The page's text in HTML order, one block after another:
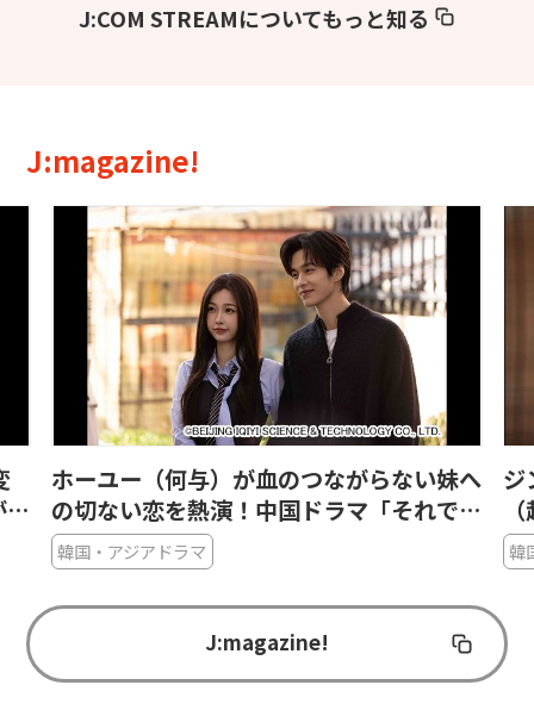
J:COM STREAMについてもっと知る
J:magazine!
ジンティエン（景甜）、チャオリーイン
（趙麗穎）らが自立した女性に！芯の強い
ヒロインが輝く中国時代劇5選
韓国・アジアドラマ
デ
の
韓
J:magazine!